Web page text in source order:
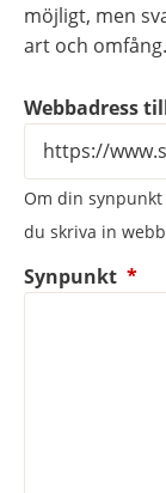
möjligt, men
art och omfång.
Webbadress
Om din
du skriva in
Synpunkt *